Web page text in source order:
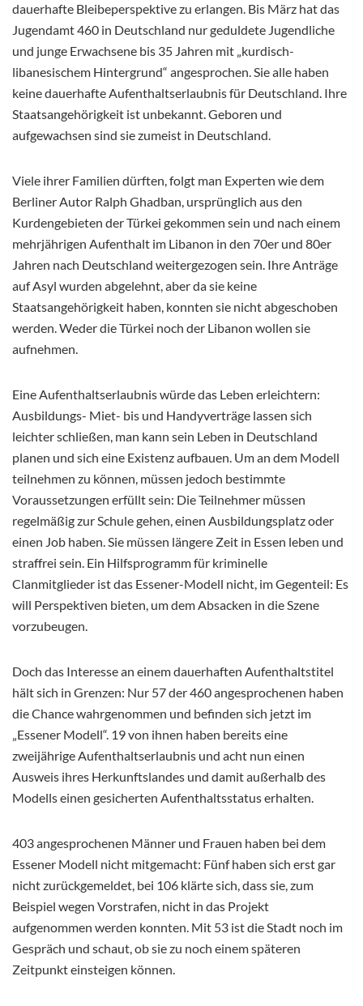
dauerhafte Bleibeperspektive zu erlangen. Bis März hat das
Jugendamt 460 in Deutschland nur geduldete Jugendliche
und junge Erwachsene bis 35 Jahren mit „kurdisch-
libanesischem Hintergrund“ angesprochen. Sie alle haben
keine dauerhafte Aufenthaltserlaubnis für Deutschland. Ihre
Staatsangehörigkeit ist unbekannt. Geboren und
aufgewachsen sind sie zumeist in Deutschland.
Viele ihrer Familien dürften, folgt man Experten wie dem
Berliner Autor Ralph Ghadban, ursprünglich aus den
Kurdengebieten der Türkei gekommen sein und nach einem
mehrjährigen Aufenthalt im Libanon in den 70er und 80er
Jahren nach Deutschland weitergezogen sein. Ihre Anträge
auf Asyl wurden abgelehnt, aber da sie keine
Staatsangehörigkeit haben, konnten sie nicht abgeschoben
werden. Weder die Türkei noch der Libanon wollen sie
aufnehmen.
Eine Aufenthaltserlaubnis würde das Leben erleichtern:
Ausbildungs- Miet- bis und Handyverträge lassen sich
leichter schließen, man kann sein Leben in Deutschland
planen und sich eine Existenz aufbauen. Um an dem Modell
teilnehmen zu können, müssen jedoch bestimmte
Voraussetzungen erfüllt sein: Die Teilnehmer müssen
regelmäßig zur Schule gehen, einen Ausbildungsplatz oder
einen Job haben. Sie müssen längere Zeit in Essen leben und
straffrei sein. Ein Hilfsprogramm für kriminelle
Clanmitglieder ist das Essener-Modell nicht, im Gegenteil: Es
will Perspektiven bieten, um dem Absacken in die Szene
vorzubeugen.
Doch das Interesse an einem dauerhaften Aufenthaltstitel
hält sich in Grenzen: Nur 57 der 460 angesprochenen haben
die Chance wahrgenommen und befinden sich jetzt im
„Essener Modell“. 19 von ihnen haben bereits eine
zweijährige Aufenthaltserlaubnis und acht nun einen
Ausweis ihres Herkunftslandes und damit außerhalb des
Modells einen gesicherten Aufenthaltsstatus erhalten.
403 angesprochenen Männer und Frauen haben bei dem
Essener Modell nicht mitgemacht: Fünf haben sich erst gar
nicht zurückgemeldet, bei 106 klärte sich, dass sie, zum
Beispiel wegen Vorstrafen, nicht in das Projekt
aufgenommen werden konnten. Mit 53 ist die Stadt noch im
Gespräch und schaut, ob sie zu noch einem späteren
Zeitpunkt einsteigen können.